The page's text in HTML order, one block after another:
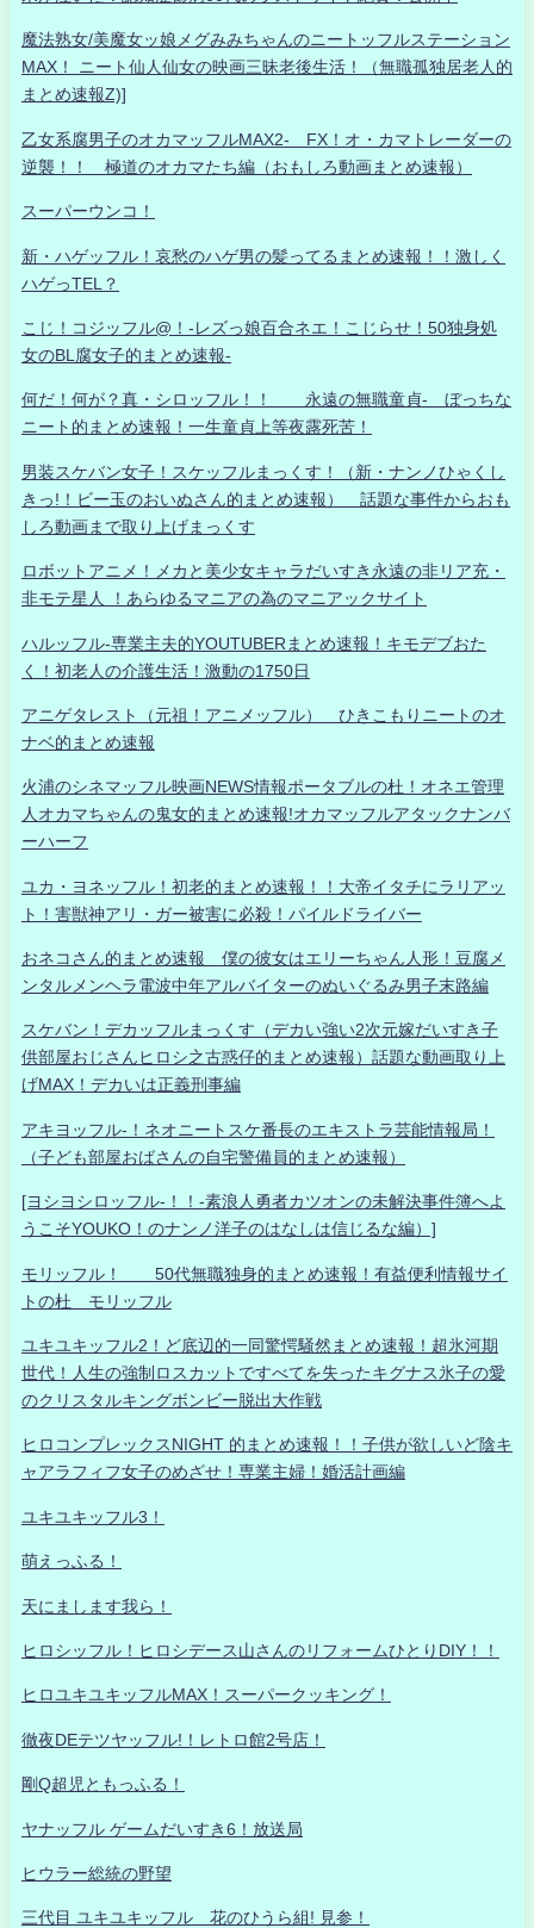
魔法熟女/美魔女ッ娘メグみみちゃんのニートッフルステーション
MAX！ ニート仙人仙女の映画三昧老後生活！（無職孤独居老人的
まとめ速報Z)]
乙女系腐男子のオカマッフルMAX2- FX！オ・カマトレーダーの
逆襲！！ 極道のオカマたち編（おもしろ動画まとめ速報）
スーパーウンコ！
新・ハゲッフル！哀愁のハゲ男の髪ってるまとめ速報！！激しく
ハゲっTEL？
こじ！コジッフル@！-レズっ娘百合ネエ！こじらせ！50独身処
女のBL腐女子的まとめ速報-
何だ！何が？真・シロッフル！！ 永遠の無職童貞- ぼっちな
ニート的まとめ速報！一生童貞上等夜露死苦！
男装スケバン女子！スケッフルまっくす！（新・ナンノひゃくし
きっ!！ビー玉のおいぬさん的まとめ速報） 話題な事件からおも
しろ動画まで取り上げまっくす
ロボットアニメ！メカと美少女キャラだいすき永遠の非リア充・
非モテ星人 ！あらゆるマニアの為のマニアックサイト
ハルッフル-専業主夫的YOUTUBERまとめ速報！キモデブおた
く！初老人の介護生活！激動の1750日
アニゲタレスト（元祖！アニメッフル） ひきこもりニートのオ
ナベ的まとめ速報
火浦のシネマッフル映画NEWS情報ポータブルの杜！オネエ管理
人オカマちゃんの鬼女的まとめ速報!オカマッフルアタックナンバ
ーハーフ
ユカ・ヨネッフル！初老的まとめ速報！！大帝イタチにラリアッ
ト！害獣神アリ・ガー被害に必殺！パイルドライバー
おネコさん的まとめ速報 僕の彼女はエリーちゃん人形！豆腐メ
ンタルメンヘラ電波中年アルバイターのぬいぐるみ男子末路編
スケバン！デカッフルまっくす（デカい強い2次元嫁だいすき子
供部屋おじさんヒロシ之古惑仔的まとめ速報）話題な動画取り上
げMAX！デカいは正義刑事編
アキヨッフル-！ネオニートスケ番長のエキストラ芸能情報局！
（子ども部屋おばさんの自宅警備員的まとめ速報）
[ヨシヨシロッフル-！！-素浪人勇者カツオンの未解決事件簿へよ
うこそYOUKO！のナンノ洋子のはなしは信じるな編）]
モリッフル！ 50代無職独身的まとめ速報！有益便利情報サイ
トの杜 モリッフル
ユキユキッフル2！ど底辺的一同驚愕騒然まとめ速報！超氷河期
世代！人生の強制ロスカットですべてを失ったキグナス氷子の愛
のクリスタルキングボンビー脱出大作戦
ヒロコンプレックスNIGHT 的まとめ速報！！子供が欲しいど陰キ
ャアラフィフ女子のめざせ！専業主婦！婚活計画編
ユキユキッフル3！
萌えっふる！
天にまします我ら！
ヒロシッフル！ヒロシデース山さんのリフォームひとりDIY！！
ヒロユキユキッフルMAX！スーパークッキング！
徹夜DEテツヤッフル!！レトロ館2号店！
剛Q超児ともっふる！
ヤナッフル ゲームだいすき6！放送局
ヒウラー総統の野望
三代目 ユキユキッフル 花のひうら組! 見参！